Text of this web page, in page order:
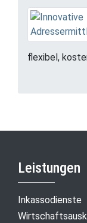
flexibel,
Leistungen
Inkassodienste